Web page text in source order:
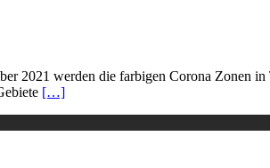
2021 werden die farbigen Corona Zonen
[…]